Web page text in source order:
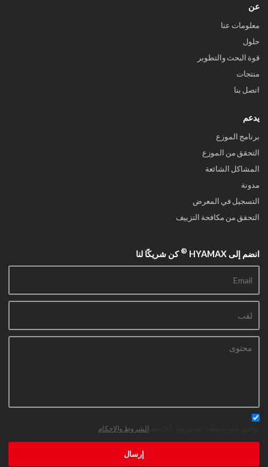
عن
معلومات عنا
حلول
قوة البحث والتطوير
منتجات
اتصل بنا
يدعم
برنامج الموزع
التحقق من الموزع
المشاكل الشائعة
مدونة
التسجيل في المعرض
التحقق من مكافحة التزييف
انضم إلى HYAMAX ® كن شريكًا لنا
الشروط والاحكام
إرسال